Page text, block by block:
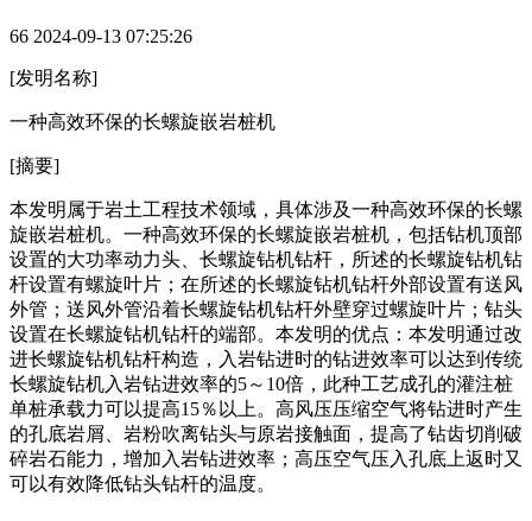
66 2024-09-13 07:25:26
[发明名称]
一种高效环保的长螺旋嵌岩桩机
[摘要]
本发明属于岩土工程技术领域，具体涉及一种高效环保的长螺
旋嵌岩桩机。一种高效环保的长螺旋嵌岩桩机，包括钻机顶部
设置的大功率动力头、长螺旋钻机钻杆，所述的长螺旋钻机钻
杆设置有螺旋叶片；在所述的长螺旋钻机钻杆外部设置有送风
外管；送风外管沿着长螺旋钻机钻杆外壁穿过螺旋叶片；钻头
设置在长螺旋钻机钻杆的端部。本发明的优点：本发明通过改
进长螺旋钻机钻杆构造，入岩钻进时的钻进效率可以达到传统
长螺旋钻机入岩钻进效率的5～10倍，此种工艺成孔的灌注桩
单桩承载力可以提高15％以上。高风压压缩空气将钻进时产生
的孔底岩屑、岩粉吹离钻头与原岩接触面，提高了钻齿切削破
碎岩石能力，增加入岩钻进效率；高压空气压入孔底上返时又
可以有效降低钻头钻杆的温度。